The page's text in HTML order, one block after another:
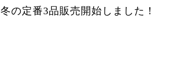
冬の定番3品販売開始しました！